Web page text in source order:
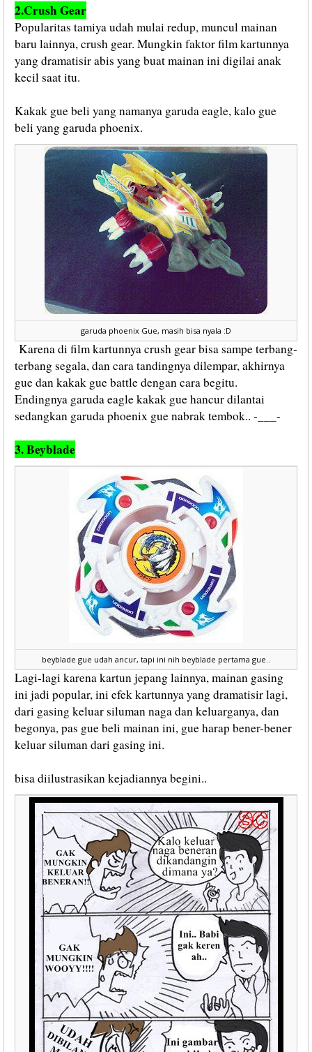
2.Crush Gear
Popularitas tamiya udah mulai redup, muncul mainan
baru lainnya, crush gear. Mungkin faktor film kartunnya
yang dramatisir abis yang buat mainan ini digilai anak
kecil saat itu.
Kakak gue beli yang namanya garuda eagle, kalo gue
beli yang garuda phoenix.
garuda phoenix Gue, masih bisa nyala :D
Karena di film kartunnya crush gear bisa sampe terbang-
terbang segala, dan cara tandingnya dilempar, akhirnya
gue dan kakak gue battle dengan cara begitu.
Endingnya garuda eagle kakak gue hancur dilantai
sedangkan garuda phoenix gue nabrak tembok.. -___-
3. Beyblade
beyblade gue udah ancur, tapi ini nih beyblade pertama gue..
Lagi-lagi karena kartun jepang lainnya, mainan gasing
ini jadi popular, ini efek kartunnya yang dramatisir lagi,
dari gasing keluar siluman naga dan keluarganya, dan
begonya, pas gue beli mainan ini, gue harap bener-bener
keluar siluman dari gasing ini.
bisa diilustrasikan kejadiannya begini..